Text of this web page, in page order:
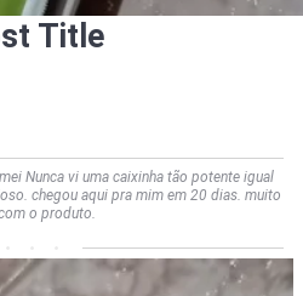
Title
Nunca vi uma caixinha tão potente igual
chegou aqui pra mim em 20 dias. muito
produto.            